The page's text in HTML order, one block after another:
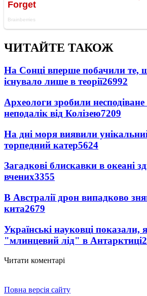
ЧИТАЙТЕ ТАКОЖ
На Сонці вперше побачили те,
існувало лише в теорії26992
Археологи зробили несподіване
неподалік від Колізею7209
На дні моря виявили
торпедний катер5624
Загадкові блискавки в океані
вчених3355
В Австралії дрон випадково
кита2679
Українські науковці показали,
"млинцевий лід" в Антарктиці
Читати коментарі
Повна версія сайту